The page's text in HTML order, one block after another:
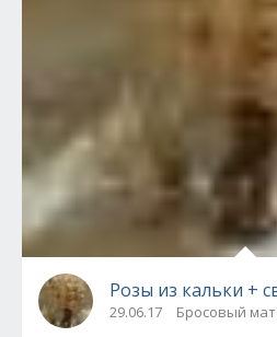
Розы из кальки +
29.06.17 Бросовый